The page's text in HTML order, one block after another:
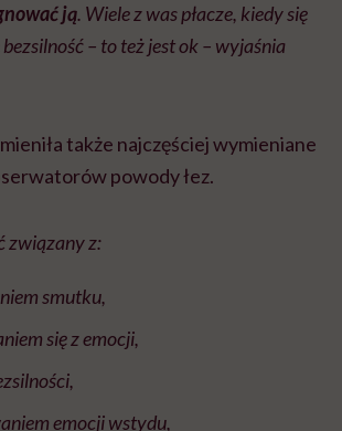
ją. Wiele z was płacze, kiedy się
bezsilność – to też jest ok – wyjaśnia
także najczęściej wymieniane
powody łez.
związany z:
smutku,
się z emocji,
emocji wstydu,